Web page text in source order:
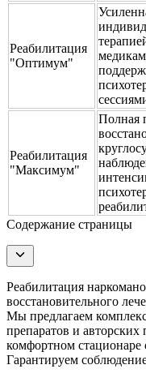
Реабилитация
"Оптимум"
Реабилитация
"Максимум"
Полная
Содержание страницы
Реабилитация
восстановительного
Мы предлагаем
препаратов и
комфортном
Гарантируем